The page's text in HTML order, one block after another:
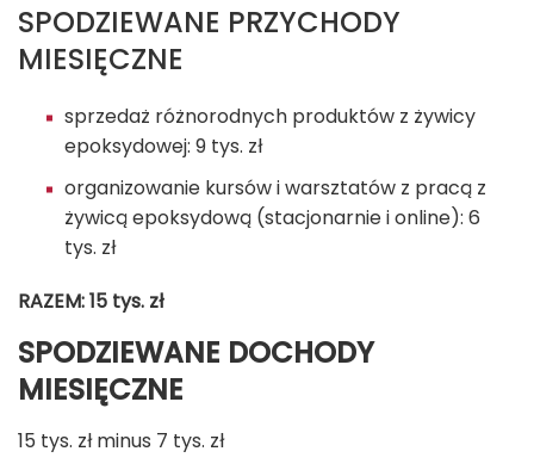
SPODZIEWANE PRZYCHODY
MIESIĘCZNE
sprzedaż różnorodnych produktów z żywicy
epoksydowej: 9 tys. zł
organizowanie kursów i warsztatów z pracą z
żywicą epoksydową (stacjonarnie i online): 6
tys. zł
RAZEM: 15 tys. zł
SPODZIEWANE DOCHODY
MIESIĘCZNE
15 tys. zł minus 7 tys. zł